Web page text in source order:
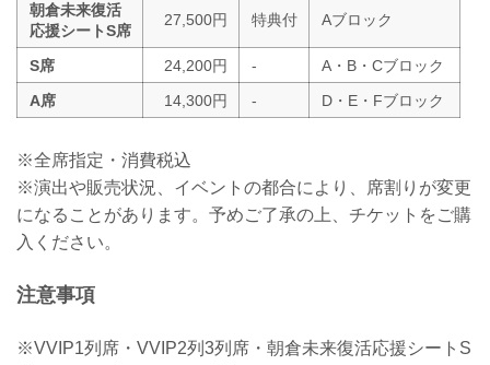
朝倉未来復活
応援シートS席
27,500円 特典付 Aブロック
S席 24,200円 -
A・B・Cブロック
A席
14,300円 - D・E・Fブロック
※全席指定・消費税込
※演出や販売状況、イベントの都合により、席割りが変更
になることがあります。予めご了承の上、チケットをご購
入ください。
注意事項
※VVIP1列席・VVIP2列3列席・朝倉未来復活応援シートS